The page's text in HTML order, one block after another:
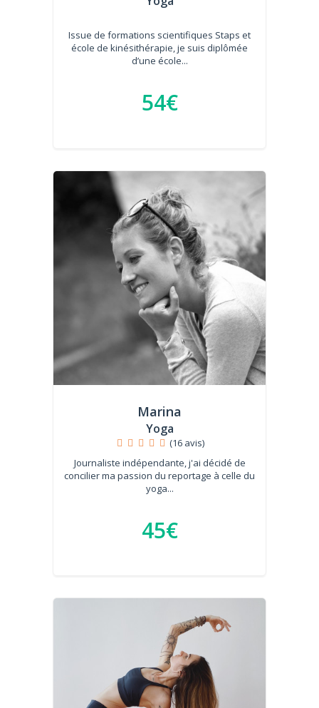
Issue de formations scientifiques Staps et
école de kinésithérapie, je suis diplômée
d’une école...
54€
Marina
Yoga
(16 avis)
Journaliste indépendante, j'ai décidé de
concilier ma passion du reportage à celle du
yoga...
45€